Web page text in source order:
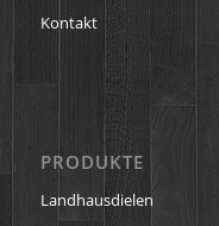
Kontakt
PRODUKTE
Landhausdielen